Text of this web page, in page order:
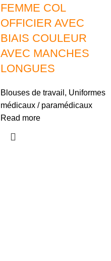
FEMME COL
OFFICIER AVEC
BIAIS COULEUR
AVEC MANCHES
LONGUES
Blouses de travail , Uniformes
médicaux / paramédicaux
Read more